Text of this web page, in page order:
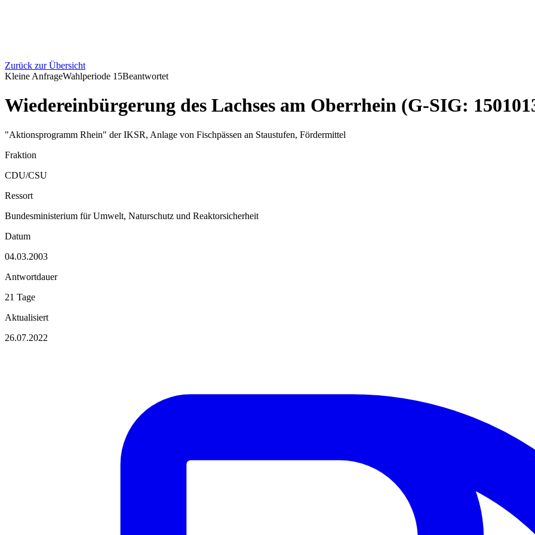
Zurück zur Übersicht
Kleine AnfrageWahlperiode 15Beantwortet
Wiedereinbürgerung des Lachses am Oberrhein (G-SIG:
"Aktionsprogramm Rhein" der IKSR, Anlage von Fischpässen an Staustufen, Fördermittel
Fraktion
CDU/CSU
Ressort
Bundesministerium für Umwelt, Naturschutz und Reaktorsicherheit
Datum
04.03.2003
Antwortdauer
21 Tage
Aktualisiert
26.07.2022